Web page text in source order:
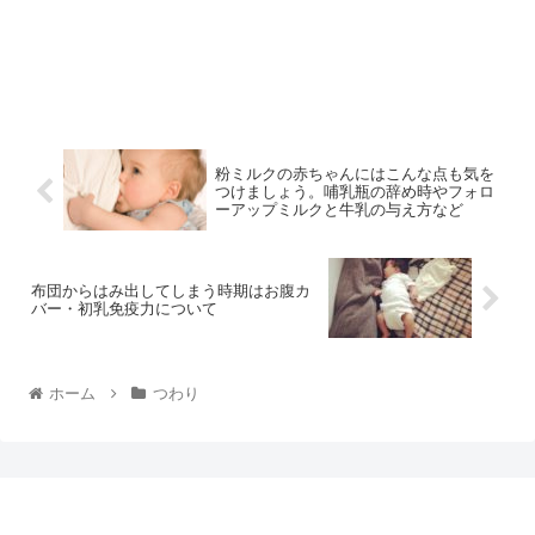
粉ミルクの赤ちゃんにはこんな点も気を
つけましょう。哺乳瓶の辞め時やフォロ
ーアップミルクと牛乳の与え方など
布団からはみ出してしまう時期はお腹カ
バー・初乳免疫力について
ホーム つわり